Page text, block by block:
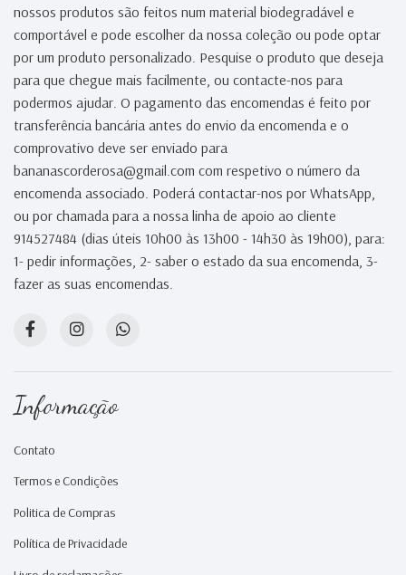
nossos produtos são feitos num material biodegradável e
comportável e pode escolher da nossa coleção ou pode optar
por um produto personalizado. Pesquise o produto que deseja
para que chegue mais facilmente, ou contacte-nos para
podermos ajudar. O pagamento das encomendas é feito por
transferência bancária antes do envio da encomenda e o
comprovativo deve ser enviado para
bananascorderosa@gmail.com com respetivo o número da
encomenda associado. Poderá contactar-nos por WhatsApp,
ou por chamada para a nossa linha de apoio ao cliente
914527484 (dias úteis 10h00 às 13h00 - 14h30 às 19h00), para:
1- pedir informações, 2- saber o estado da sua encomenda, 3-
fazer as suas encomendas.
Informação
Contato
Termos e Condições
Politica de Compras
Política de Privacidade